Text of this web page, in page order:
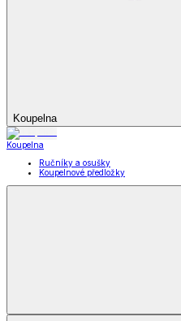
Koupelna
Koupelna
Ručníky a osušky
Koupelnové předložky